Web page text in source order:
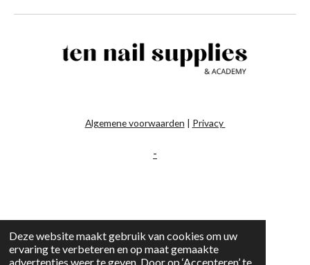
Deze website maakt gebruik van cookies om uw
ervaring te verbeteren en op maat gemaakte
advertenties weer te geven. Door op ‘Accepteren’ te
Algemene voorwaarden | Privacy
-